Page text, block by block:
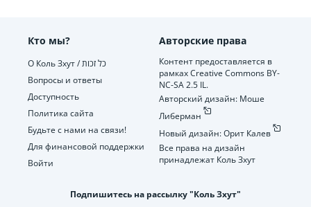
Кто мы?
О Коль Зхут / כל זכות
Вопросы и ответы
Доступность
Политика сайта
Будьте с нами на связи!
Для финансовой поддержки
Войти
Авторские права
Контент предоставляется в
рамках Creative Commons BY-
NC-SA 2.5 IL.
Авторский дизайн: Моше
Либерман
Новый дизайн: Орит Калев
Все права на дизайн
принадлежат Коль Зхут
Подпишитесь на рассылку "Коль Зхут"